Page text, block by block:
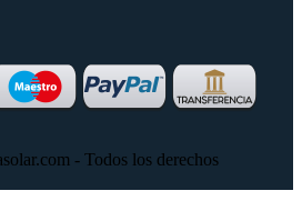
- Todos los derechos